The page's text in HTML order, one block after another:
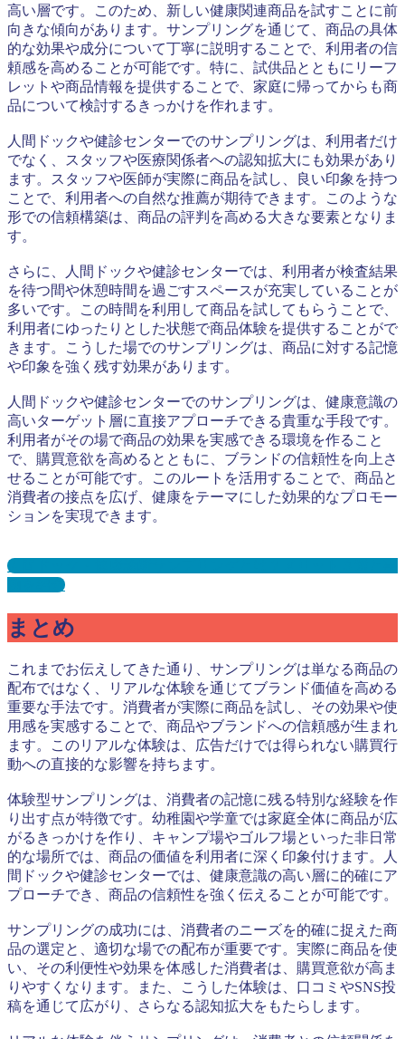
高い層です。このため、新しい健康関連商品を試すことに前
向きな傾向があります。サンプリングを通じて、商品の具体
的な効果や成分について丁寧に説明することで、利用者の信
頼感を高めることが可能です。特に、試供品とともにリーフ
レットや商品情報を提供することで、家庭に帰ってからも商
品について検討するきっかけを作れます。
人間ドックや健診センターでのサンプリングは、利用者だけ
でなく、スタッフや医療関係者への認知拡大にも効果があり
ます。スタッフや医師が実際に商品を試し、良い印象を持つ
ことで、利用者への自然な推薦が期待できます。このような
形での信頼構築は、商品の評判を高める大きな要素となりま
す。
さらに、人間ドックや健診センターでは、利用者が検査結果
を待つ間や休憩時間を過ごすスペースが充実していることが
多いです。この時間を利用して商品を試してもらうことで、
利用者にゆったりとした状態で商品体験を提供することがで
きます。こうした場でのサンプリングは、商品に対する記憶
や印象を強く残す効果があります。
人間ドックや健診センターでのサンプリングは、健康意識の
高いターゲット層に直接アプローチできる貴重な手段です。
利用者がその場で商品の効果を実感できる環境を作ること
で、購買意欲を高めるとともに、ブランドの信頼性を向上さ
せることが可能です。このルートを活用することで、商品と
消費者の接点を広げ、健康をテーマにした効果的なプロモー
ションを実現できます。
人間ドック・健康診断サンプリングとは？メリット３選と事
例を紹介
まとめ
これまでお伝えしてきた通り、サンプリングは単なる商品の
配布ではなく、リアルな体験を通じてブランド価値を高める
重要な手法です。消費者が実際に商品を試し、その効果や使
用感を実感することで、商品やブランドへの信頼感が生まれ
ます。このリアルな体験は、広告だけでは得られない購買行
動への直接的な影響を持ちます。
体験型サンプリングは、消費者の記憶に残る特別な経験を作
り出す点が特徴です。幼稚園や学童では家庭全体に商品が広
がるきっかけを作り、キャンプ場やゴルフ場といった非日常
的な場所では、商品の価値を利用者に深く印象付けます。人
間ドックや健診センターでは、健康意識の高い層に的確にア
プローチでき、商品の信頼性を強く伝えることが可能です。
サンプリングの成功には、消費者のニーズを的確に捉えた商
品の選定と、適切な場での配布が重要です。実際に商品を使
い、その利便性や効果を体感した消費者は、購買意欲が高ま
りやすくなります。また、こうした体験は、口コミやSNS投
稿を通じて広がり、さらなる認知拡大をもたらします。